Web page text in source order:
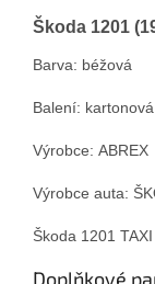
Škoda 1201
Barva: béžová
Balení:
Výrobce: ABREX
Výrobce auta:
Škoda 1201
Doplňkové